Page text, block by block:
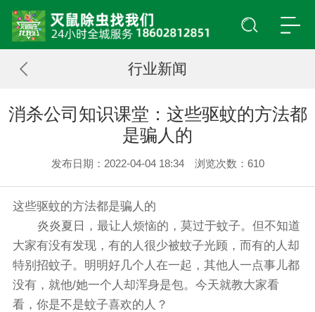
行业新闻
消杀公司知识课堂：这些驱蚊的方法都
是骗人的
发布日期：2022-04-04 18:34 浏览次数： 610
这些驱蚊的方法都是骗人的
炎炎夏日，最让人烦恼的，莫过于蚊子。但不知道
大家有没有发现，有的人很少被蚊子光顾，而有的人却
特别招蚊子。明明好几个人在一起，其他人一点事儿都
没有，就他/她一个人却浑身是包。今天就教大家看
看，你是不是蚊子喜欢的人？